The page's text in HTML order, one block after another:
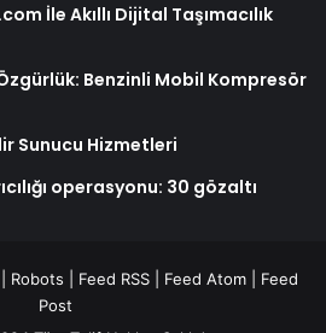
İle Akıllı Dijital Taşımacılık
Benzinli Mobil Kompresör
Sunucu Hizmetleri
operasyonu: 30 gözaltı
Robots Feed RSS Feed Atom
Feed
Post